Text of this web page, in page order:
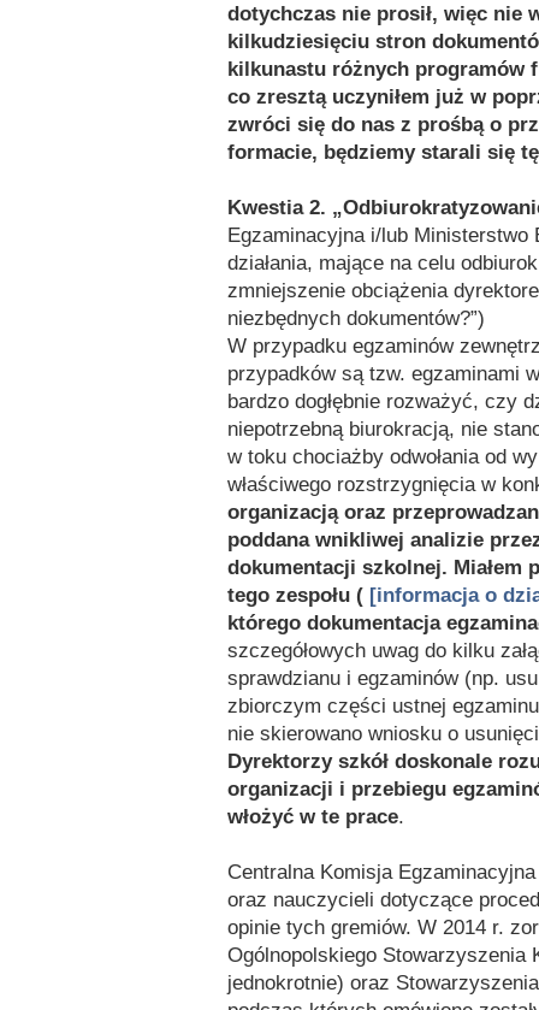
dotychczas nie prosił, więc nie
kilkudziesięciu stron
kilkunastu różnych programów
co zresztą uczyniłem już w
zwróci się do nas z prośbą o
formacie, będziemy starali się
Kwestia 2.
Egzaminacyjna i/lub Ministerstwo
działania, mające na celu
zmniejszenie obciążenia
niezbędnych dokumentów?”)
W przypadku egzaminów
przypadków są tzw. egzaminami
bardzo dogłębnie rozważyć, czy
niepotrzebną biurokracją, nie
w toku chociażby odwołania od
właściwego rozstrzygnięcia w
organizacją oraz
poddana wnikliwej analizie
dokumentacji szkolnej. Miałem
tego zespołu ( [informacja o
którego dokumentacja
szczegółowych uwag do kilku
sprawdzianu i egzaminów (np.
zbiorczym części ustnej
nie skierowano wniosku o
Dyrektorzy szkół doskonale
organizacji i przebiegu
włożyć w te prace.
Centralna Komisja
oraz nauczycieli dotyczące
opinie tych gremiów. W 2014 r.
Ogólnopolskiego Stowarzyszenia
jednokrotnie) oraz